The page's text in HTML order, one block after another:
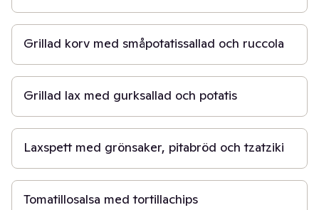
25 min
Grillad korv med småpotatissallad och ruccola
20 min
Grillad lax med gurksallad och potatis
25 min
Laxspett med grönsaker, pitabröd och tzatziki
5 min
Tomatillosalsa med tortillachips